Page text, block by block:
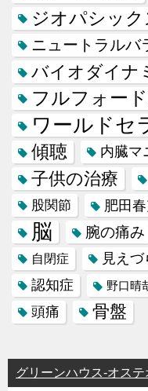
ジオパシック
ニュートラルバ
バイオダイナ
フルフォー
ワールドセ
傾聴 内臓マ
子供の治療
股関節 肥田
脳 腕の痛み
自閉症 見えづ
認知症 野口晴
頭痛 骨盤
グリーンハウス-オス